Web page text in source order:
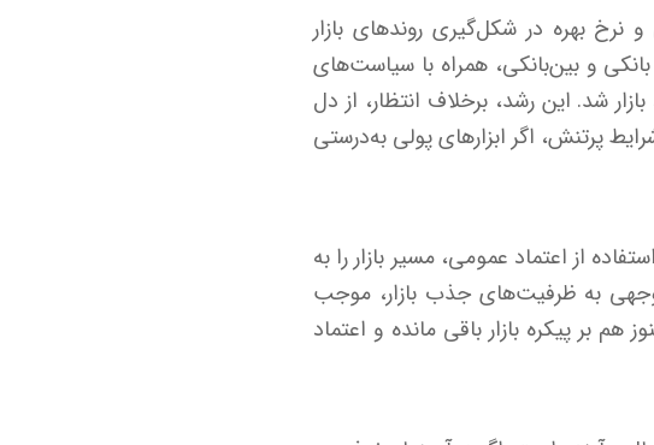
پولی و نرخ بهره در شکل‌گیری روندهای بازار
و بین‌بانکی، همراه با سیاست‌های
شد. این رشد، برخلاف انتظار، از دل
پرتنش، اگر ابزارهای پولی به‌درستی
از اعتماد عمومی، مسیر بازار را به
به ظرفیت‌های جذب بازار، موجب
بر پیکره بازار باقی مانده و اعتماد